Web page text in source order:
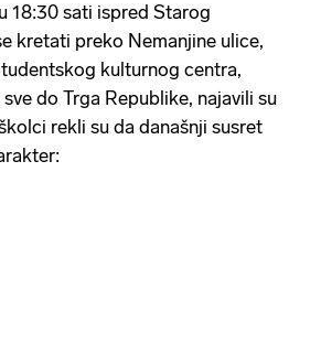
18:30 sati ispred Starog
kretati preko Nemanjine ulice,
kulturnog centra,
do Trga Republike, najavili su
rekli su da današnji susret